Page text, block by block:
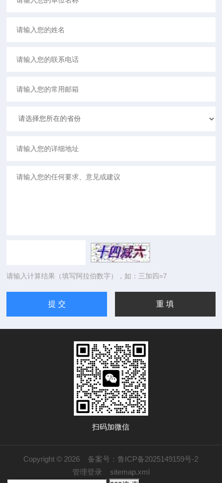
请输入计算结果（填写阿拉伯数字），如：三加四=7
扫码加微信
Copyright © 2026 备案号：鲁ICP备2025149159号-2
管理登录
sitemap.xml